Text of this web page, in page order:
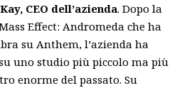
CEO dell’azienda. Dopo la
Effect: Andromeda che ha
su Anthem, l’azienda ha
uno studio più piccolo ma più
enorme del passato. Su